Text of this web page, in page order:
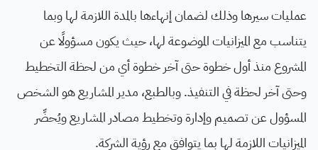
عمليات سيرها وذلك لضمان إنهاءها بالمدة اللازمة لها وبما
يتناسب مع الميزانيات الموضوعة لها، حيث يكون مسؤولًا عن
المشروع منذ أول خطوة حتى آخر خطوة أي من لحظة التخطيط
وحتى آخر لحظة في التنفيذ. وبالطبع، مدير المشاريع هو الشخص
المسؤول عن تصميم وإدارة وتخطيط مصادر المشاريع ويُحضِّر
الميزانيات اللازمة لها بما يتوافق مع رؤية الشركة.